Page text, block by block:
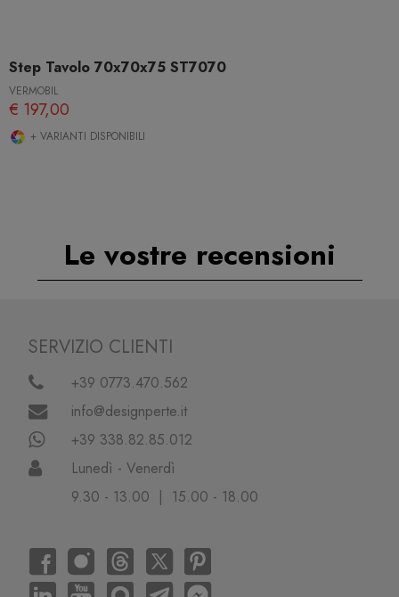
Step Tavolo 70x70x75 ST7070
VERMOBIL
€ 197,00
+ VARIANTI DISPONIBILI
Le vostre recensioni
SERVIZIO CLIENTI
+39 0773.470.562
info@designperte.it
+39 338.82.85.012
Lunedì - Venerdì
9.30 - 13.00 | 15.00 - 18.00